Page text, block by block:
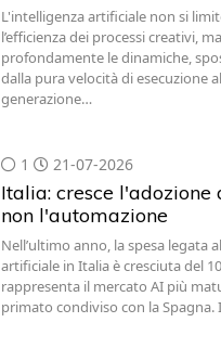
L'intelligenza artificiale non si
l’efficienza dei processi creativi,
profondamente le dinamiche,
dalla pura velocità di esecuzione
generazione…
1 21-07-2026
Italia: cresce l'adozione
non l'automazione
Nell’ultimo anno, la spesa legata
artificiale in Italia è cresciuta del
rappresenta il mercato AI più
primato condiviso con la Spagna.